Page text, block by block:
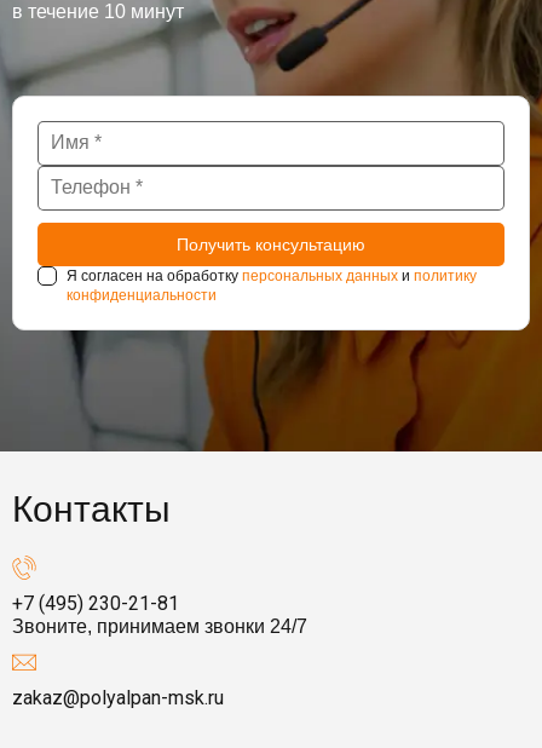
в течение 10 минут
Я согласен на обработку персональных данных и политику
конфиденциальности
Контакты
+7 (495) 230-21-81
Звоните, принимаем звонки 24/7
zakaz@polyalpan-msk.ru